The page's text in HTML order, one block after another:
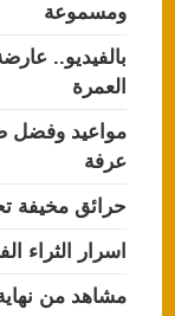
ومسموعة
بالفيديو..
العمرة
مواعيد وفضل
عرفة
حرائق مخيفة
اسرار الثراء
مشاهد من